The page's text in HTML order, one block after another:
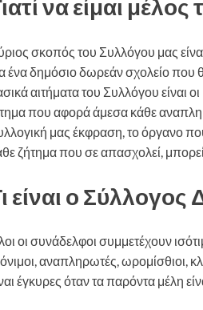
να είμαι
σκοπός του Συλλόγου μας
ένα δημόσιο δωρεάν σχολείο που
αιτήματα του Συλλόγου είναι
που αφορά άμεσα κάθε
μας έκφραση, το όργανο
ζήτημα που σε απασχολεί,
είναι ο
οι συνάδελφοι συμμετέχουν
αναπληρωτές, ωρομίσθιοι,
έγκυρες όταν τα παρόντα μέλη